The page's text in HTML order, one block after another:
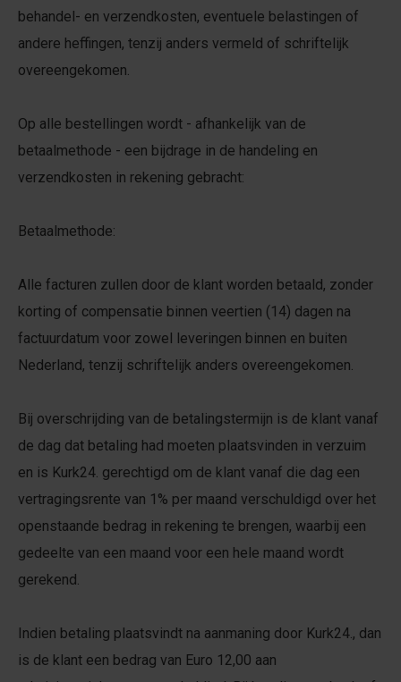
behandel- en verzendkosten, eventuele belastingen of
andere heffingen, tenzij anders vermeld of schriftelijk
overeengekomen.
Op alle bestellingen wordt - afhankelijk van de
betaalmethode - een bijdrage in de handeling en
verzendkosten in rekening gebracht:
Betaalmethode:
Alle facturen zullen door de klant worden betaald, zonder
korting of compensatie binnen veertien (14) dagen na
factuurdatum voor zowel leveringen binnen en buiten
Nederland, tenzij schriftelijk anders overeengekomen.
Bij overschrijding van de betalingstermijn is de klant vanaf
de dag dat betaling had moeten plaatsvinden in verzuim
en is Kurk24. gerechtigd om de klant vanaf die dag een
vertragingsrente van 1% per maand verschuldigd over het
openstaande bedrag in rekening te brengen, waarbij een
gedeelte van een maand voor een hele maand wordt
gerekend.
Indien betaling plaatsvindt na aanmaning door Kurk24., dan
is de klant een bedrag van Euro 12,00 aan